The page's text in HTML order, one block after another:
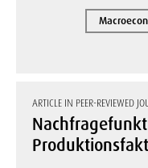
ARTICLE IN PEER-REVIEWED